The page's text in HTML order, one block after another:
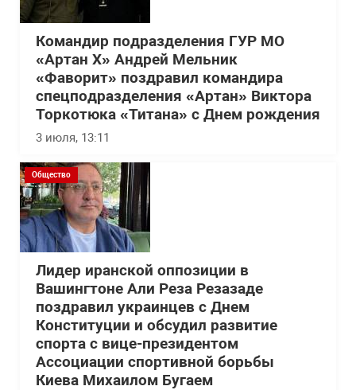
Командир подразделения ГУР МО
«Артан Х» Андрей Мельник
«Фаворит» поздравил командира
спецподразделения «Артан» Виктора
Торкотюка «Титана» с Днем рождения
3 июля, 13:11
Общество
Лидер иранской оппозиции в
Вашингтоне Али Реза Резазаде
поздравил украинцев с Днем
Конституции и обсудил развитие
спорта с вице-президентом
Ассоциации спортивной борьбы
Киева Михаилом Бугаем